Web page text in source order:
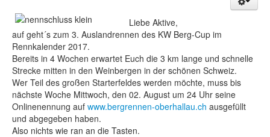
Liebe Aktive,
auf geht´s zum 3. Auslandrennen des KW Berg-Cup im
Rennkalender 2017.
Bereits in 4 Wochen erwartet Euch die 3 km lange und schnelle
Strecke mitten in den Weinbergen in der schönen Schweiz.
Wer Teil des großen Starterfeldes werden möchte, muss bis
nächste Woche Mittwoch, den 02. August um 24 Uhr seine
Onlinenennung auf www.bergrennen-oberhallau.ch ausgefüllt
und abgegeben haben.
Also nichts wie ran an die Tasten.